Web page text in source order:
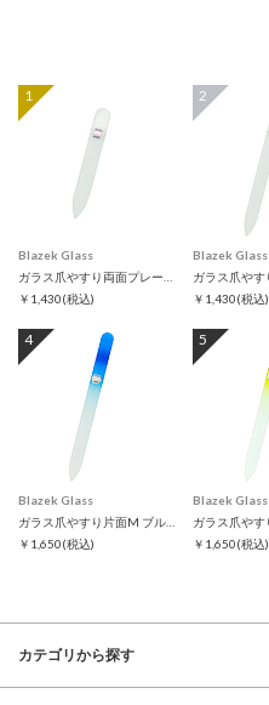
1
Blazek Glass
￥1,430(税込)
2
Blazek Glass
￥1,430(税込)
4
Blazek Glass
￥1,650(税込)
5
Blazek Glass
￥1,650(税込)
カテゴリから探す